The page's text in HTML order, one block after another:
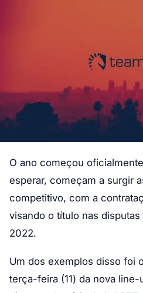
O ano começou
esperar, começam a surgir
competitivo, com a
visando o título nas
2022.
Um dos exemplos disso foi
terça-feira (11) da nova